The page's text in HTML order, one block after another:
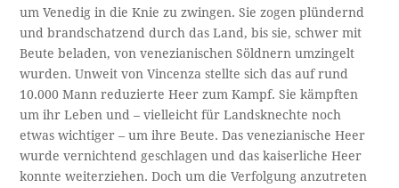
um Venedig in die Knie zu zwingen. Sie zogen plündernd
und brandschatzend durch das Land, bis sie, schwer mit
Beute beladen, von venezianischen Söldnern umzingelt
wurden. Unweit von Vincenza stellte sich das auf rund
10.000 Mann reduzierte Heer zum Kampf. Sie kämpften
um ihr Leben und – vielleicht für Landsknechte noch
etwas wichtiger – um ihre Beute. Das venezianische Heer
wurde vernichtend geschlagen und das kaiserliche Heer
konnte weiterziehen. Doch um die Verfolgung anzutreten